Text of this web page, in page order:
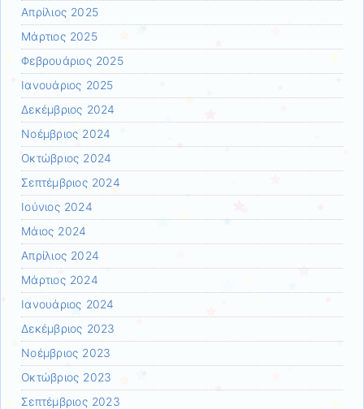
Απρίλιος 2025
Μάρτιος 2025
Φεβρουάριος 2025
Ιανουάριος 2025
Δεκέμβριος 2024
Νοέμβριος 2024
Οκτώβριος 2024
Σεπτέμβριος 2024
Ιούνιος 2024
Μάιος 2024
Απρίλιος 2024
Μάρτιος 2024
Ιανουάριος 2024
Δεκέμβριος 2023
Νοέμβριος 2023
Οκτώβριος 2023
Σεπτέμβριος 2023